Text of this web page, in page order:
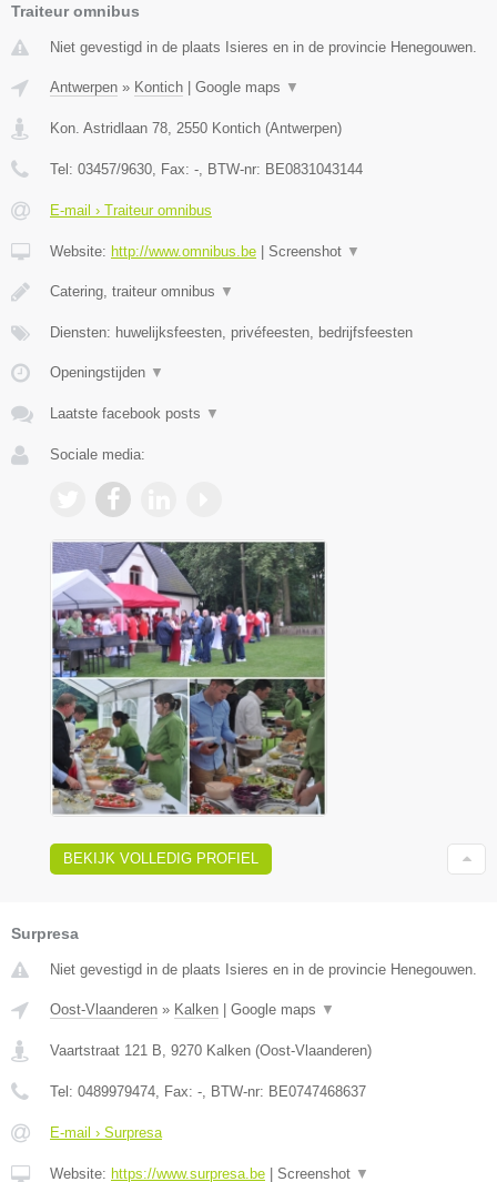
Traiteur omnibus
Niet gevestigd in de plaats Isieres en in de provincie Henegouwen.
Antwerpen » Kontich | Google maps ▼
Kon. Astridlaan 78 2550 Kontich (Antwerpen)
Tel: 03457/9630 , Fax: - , BTW-nr: BE0831043144
E-mail › Traiteur omnibus
Website: http://www.omnibus.be | Screenshot ▼
Catering, traiteur omnibus ▼
Diensten: huwelijksfeesten, privéfeesten, bedrijfsfeesten
Openingstijden ▼
Laatste facebook posts ▼
Sociale media:
BEKIJK VOLLEDIG PROFIEL
Surpresa
Niet gevestigd in de plaats Isieres en in de provincie Henegouwen.
Oost-Vlaanderen » Kalken | Google maps ▼
Vaartstraat 121 B 9270 Kalken (Oost-Vlaanderen)
Tel: 0489979474 , Fax: - , BTW-nr: BE0747468637
E-mail › Surpresa
Website: https://www.surpresa.be | Screenshot ▼